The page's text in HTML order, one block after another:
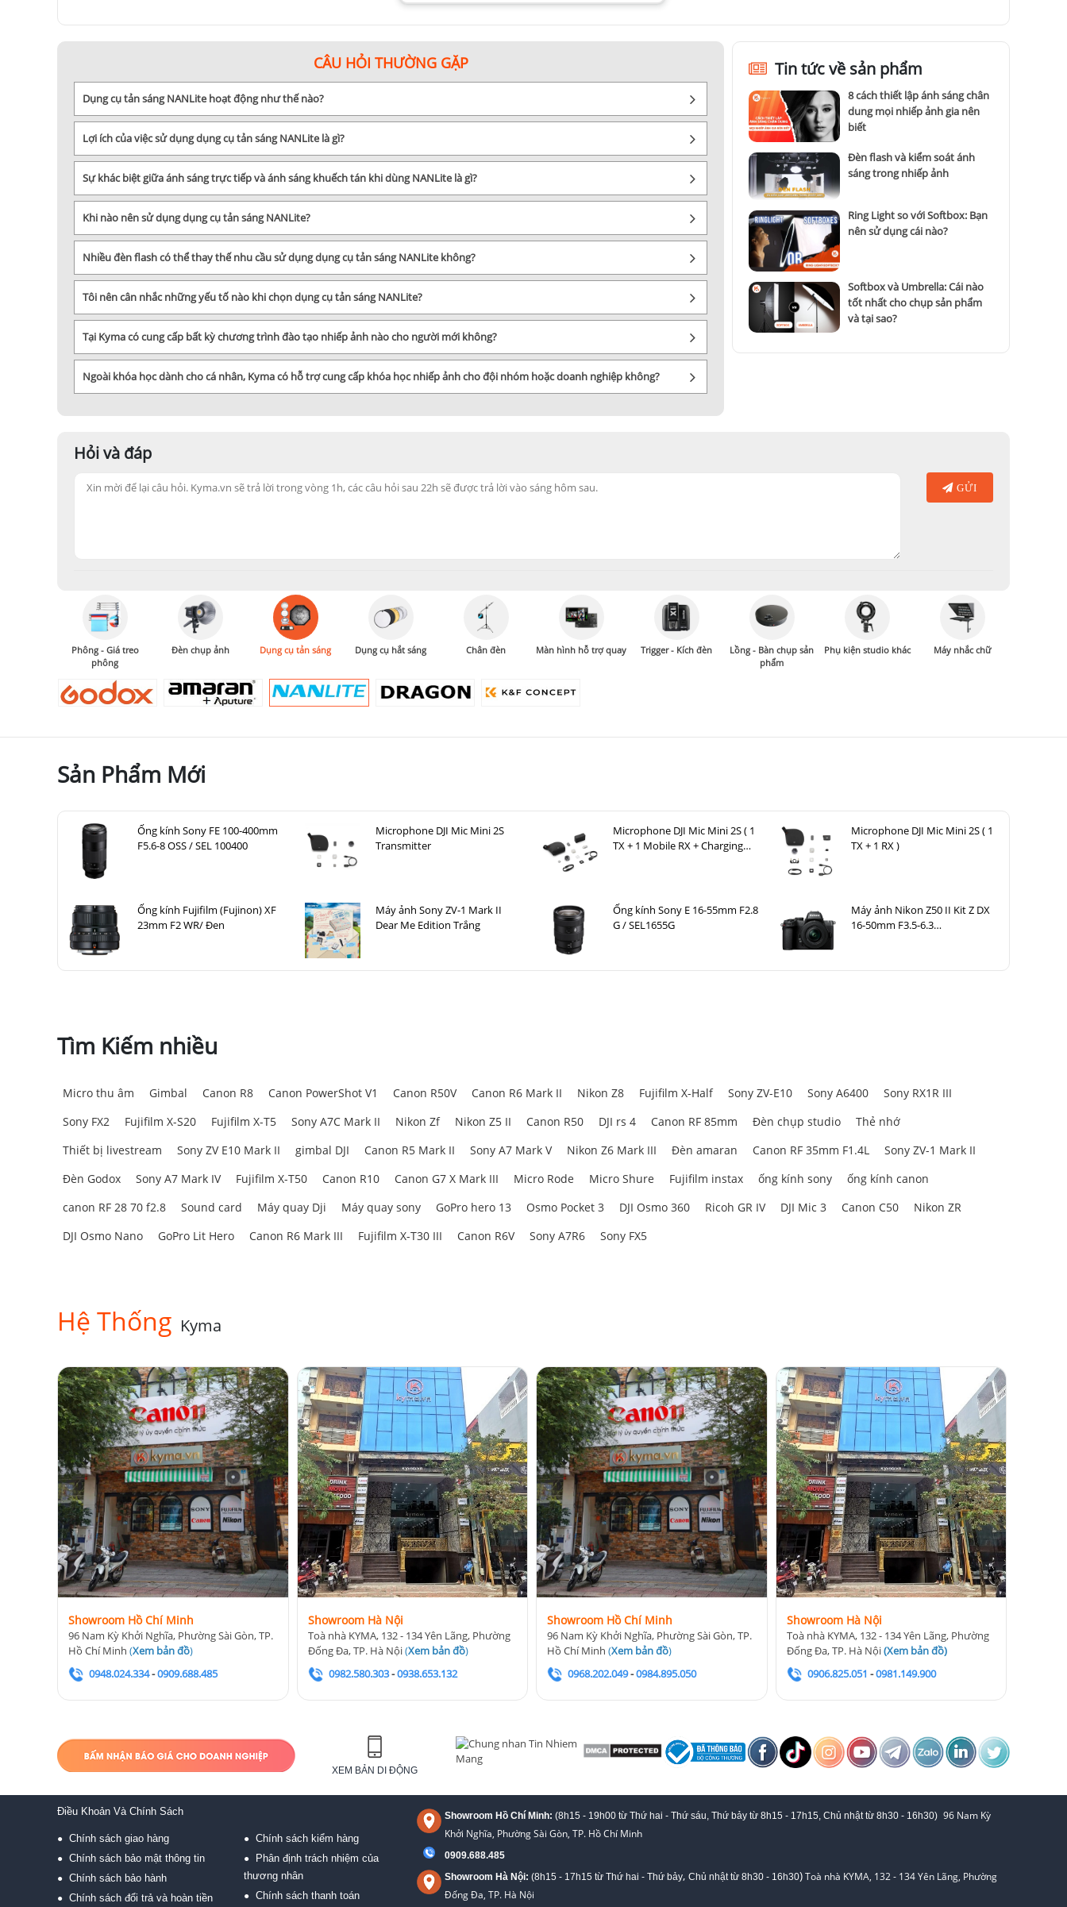
: Softbox NANLite thường có các tùy chọn điều chỉnh độ sáng, giúp người sử dụng có thể kiểm soát lượng ánh sáng phát ra theo nhu cầu cụ thể của họ. Điều này giúp
Tích hợp linh hoạt với các nguồn sáng: Softbox NANLite thường được thiết kế để tương thích với nhiều loại đèn led và đèn flash khác nhau, tạo ra sự linh hoạt trong quá trình sử dụng.
Di động và dễ dàng mang theo: Một số mô hình Softbox NANLite có thiết kế gọn nhẹ và có thể gấp gọn, thuận tiện để mang theo khi di chuyển.
Tóm lại, Softbox NANLite mang lại nhiều ưu điểm về chất lượng ánh sáng, tính linh hoạt và tiện ích trong quá trình sử dụng, đáp ứng nhu cầu của nhiều nhiếp ảnh gia và nhà làm phim chuyên
nghiệp. Tại trang chủ Kyma.vn có rất nhiều mẫu mã Softbox NANLite, có thể để đáp ứng mọi nhu cầu ánh sáng của bạn.
CÂU HỎI THƯỜNG GẶP
Dụng cụ tản sáng NANLite hoạt động như thế nào?
Lợi ích của việc sử dụng dụng cụ tản sáng NANLite là gì?
Sự khác biệt giữa ánh sáng trực tiếp và ánh sáng khuếch tán khi dùng NANLite là gì?
Khi nào nên sử dụng dụng cụ tản sáng NANLite?
Nhiều đèn flash có thể thay thế nhu cầu sử dụng dụng cụ tản sáng NANLite không?
Tôi nên cân nhắc những yếu tố nào khi chọn dụng cụ tản sáng NANLite?
Tại Kyma có cung cấp bất kỳ chương trình đào tạo nhiếp ảnh nào cho người mới không?
Ngoài khóa học dành cho cá nhân, Kyma có hỗ trợ cung cấp khóa học nhiếp ảnh cho đội nhóm hoặc doanh nghiệp không?
Tin tức về sản phẩm
8 cách thiết lập ánh sáng chân
dung mọi nhiếp ảnh gia nên
biết
Đèn flash và kiểm soát ánh
sáng trong nhiếp ảnh
Ring Light so với Softbox: Bạn
nên sử dụng cái nào?
Softbox và Umbrella: Cái nào
tốt nhất cho chụp sản phẩm
và tại sao?
Hỏi và đáp
GỬI
Phông - Giá treo
phông
Đèn chụp ảnh Dụng cụ tản sáng Dụng cụ hắt sáng Chân đèn Màn hình hỗ trợ quay Trigger - Kích đèn
Lồng - Bàn chụp sản
phẩm
Phụ kiện studio khác Máy nhắc chữ
Sản Phẩm Mới
Ống kính Sony FE 100-400mm
F5.6-8 OSS / SEL 100400
Microphone DJI Mic Mini 2S
Transmitter
Microphone DJI Mic Mini 2S ( 1
TX + 1 Mobile RX + Charging
Microphone DJI Mic Mini 2S ( 1
TX + 1 RX )
Ống kính Fujifilm (Fujinon) XF
23mm F2 WR/ Đen
Máy ảnh Sony ZV-1 Mark II
Dear Me Edition Trắng
Ống kính Sony E 16-55mm F2.8
G / SEL1655G
Máy ảnh Nikon Z50 II Kit Z DX
16-50mm F3.5-6.3
Tìm Kiếm nhiều
Micro thu âm Gimbal Canon R8 Canon PowerShot V1 Canon R50V Canon R6 Mark II Nikon Z8 Fujifilm X-Half Sony ZV-E10 Sony A6400
Sony RX1R III
Sony FX2
Fujifilm X-S20 Fujifilm X-T5 Sony A7C Mark II Nikon Zf Nikon Z5 II Canon R50 DJI rs 4 Canon RF 85mm Đèn chụp studio
Thẻ nhớ
Thiết bị livestream
Sony ZV E10 Mark II gimbal DJI Canon R5 Mark II Sony A7 Mark V Nikon Z6 Mark III Đèn amaran Canon RF 35mm F1.4L
Sony ZV-1 Mark II
Đèn Godox
Sony A7 Mark IV Fujifilm X-T50 Canon R10 Canon G7 X Mark III Micro Rode Micro Shure Fujifilm instax ống kính sony
ống kính canon
canon RF 28 70 f2.8
Sound card Máy quay Dji Máy quay sony GoPro hero 13 Osmo Pocket 3 DJI Osmo 360 Ricoh GR IV DJI Mic 3 Canon C50
Nikon ZR
DJI Osmo Nano
GoPro Lit Hero Canon R6 Mark III Fujifilm X-T30 III Canon R6V Sony A7R6 Sony FX5
Hệ Thống Kyma
Showroom Hồ Chí Minh
96 Nam Kỳ Khởi Nghĩa, Phường Sài Gòn, TP.
Hồ Chí Minh (Xem bản đồ)
0948.024.334-0909.688.485
Showroom Hà Nội
Toà nhà KYMA, 132 - 134 Yên Lãng, Phường
Đống Đa, TP. Hà Nội(Xem bản đồ)
0982.580.303-0938.653.132
Showroom Hồ Chí Minh
96 Nam Kỳ Khởi Nghĩa, Phường Sài Gòn, TP.
Hồ Chí Minh(Xem bản đồ)
0968.202.049-0984.895.050
Showroom Hà Nội
Toà nhà KYMA, 132 - 134 Yên Lãng, Phường
Đống Đa, TP. Hà Nội(Xem bản đồ)
0906.825.051 -0981.149.900
XEM BẢN DI ĐỘNG
Điều Khoản Và Chính Sách
● Chính sách giao hàng
● Chính sách bảo mật thông tin
● Chính sách bảo hành
● Chính sách đổi trả và hoàn tiền
● Chính sách kiểm hàng
●
Phân định trách nhiệm của
thương nhân
● Chính sách thanh toán
Showroom Hồ Chí Minh: (8h15 - 19h00 từ Thứ hai - Thứ sáu, Thứ bảy từ 8h15 - 17h15, Chủ nhật từ 8h30 - 16h30) 96 Nam Kỳ
Khởi Nghĩa, Phường Sài Gòn, TP. Hồ Chí Minh
0909.688.485
Showroom Hà Nội: (8h15 - 17h15 từ Thứ hai - Thứ bảy, Chủ nhật từ 8h30 - 16h30)Toà nhà KYMA, 132 - 134 Yên Lãng, Phường
Đống Đa, TP. Hà Nội